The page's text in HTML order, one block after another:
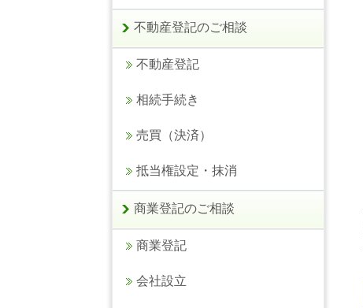
不動産登記のご相談
不動産登記
相続手続き
売買（決済）
抵当権設定・抹消
商業登記のご相談
商業登記
会社設立